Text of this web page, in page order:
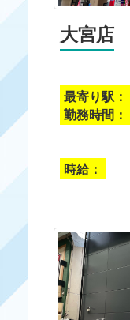
大宮店
最寄り駅：
勤務時間：
時給：